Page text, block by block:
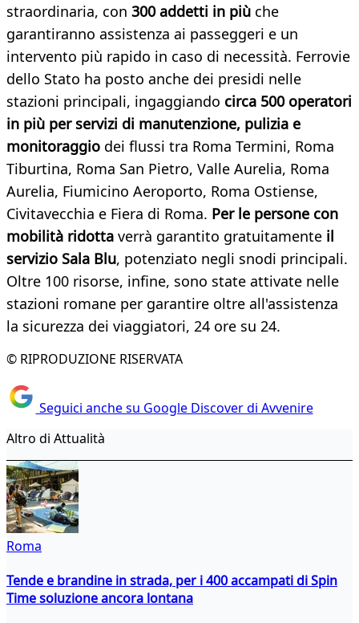
straordinaria, con 300 addetti in più che
garantiranno assistenza ai passeggeri e un
intervento più rapido in caso di necessità. Ferrovie
dello Stato ha posto anche dei presidi nelle
stazioni principali, ingaggiando circa 500 operatori
in più per servizi di manutenzione, pulizia e
monitoraggio dei flussi tra Roma Termini, Roma
Tiburtina, Roma San Pietro, Valle Aurelia, Roma
Aurelia, Fiumicino Aeroporto, Roma Ostiense,
Civitavecchia e Fiera di Roma. Per le persone con
mobilità ridotta verrà garantito gratuitamente il
servizio Sala Blu, potenziato negli snodi principali.
Oltre 100 risorse, infine, sono state attivate nelle
stazioni romane per garantire oltre all'assistenza
la sicurezza dei viaggiatori, 24 ore su 24.
© RIPRODUZIONE RISERVATA
Seguici anche su Google Discover di Avvenire
Altro di Attualità
Roma
Tende e brandine in strada, per i 400 accampati di Spin
Time soluzione ancora lontana